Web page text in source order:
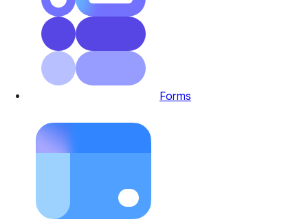
Forms